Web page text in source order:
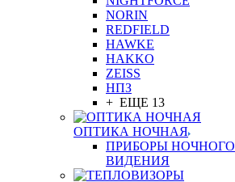
NORIN
REDFIELD
HAWKE
HAKKO
ZEISS
НПЗ
+ ЕЩЕ 13
ОПТИКА НОЧНАЯ
ПРИБОРЫ НОЧНОГО
ВИДЕНИЯ